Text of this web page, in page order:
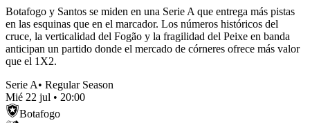
Botafogo y Santos se miden en una Serie A que entrega más pistas
en las esquinas que en el marcador. Los números históricos del
cruce, la verticalidad del Fogão y la fragilidad del Peixe en banda
anticipan un partido donde el mercado de córneres ofrece más valor
que el 1X2.
Serie A• Regular Season
Mié 22 jul • 20:00
Botafogo